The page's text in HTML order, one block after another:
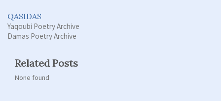
QASIDAS
Yaqoubi Poetry Archive
Damas Poetry Archive
Related Posts
None found